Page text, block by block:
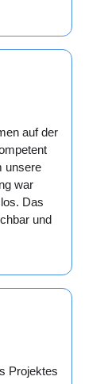
auf der
unsere
war
Das
und
Projektes